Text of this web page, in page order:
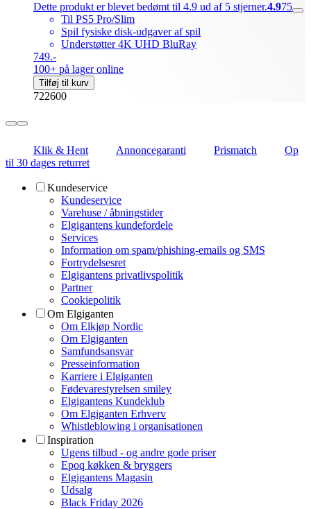
Dette produkt er blevet bedømt til 4.9 ud af 5 stjerner.4.975
Til PS5 Pro/Slim
Spil fysiske disk-udgaver af spil
Understøtter 4K UHD BluRay
749.-
100+ på lager online
Tilføj til kurv
722600
Klik & Hent Annoncegaranti Prismatch
Op
til 30 dages returret
Kundeservice
Kundeservice
Varehuse / åbningstider
Elgigantens kundefordele
Services
Information om spam/phishing-emails og SMS
Fortrydelsesret
Elgigantens privatlivspolitik
Partner
Cookiepolitik
Om Elgiganten
Om Elkjøp Nordic
Om Elgiganten
Samfundsansvar
Presseinformation
Karriere i Elgiganten
Fødevarestyrelsen smiley
Elgigantens Kundeklub
Om Elgiganten Erhverv
Whistleblowing i organisationen
Inspiration
Ugens tilbud - og andre gode priser
Epoq køkken & bryggers
Elgigantens Magasin
Udsalg
Black Friday 2026